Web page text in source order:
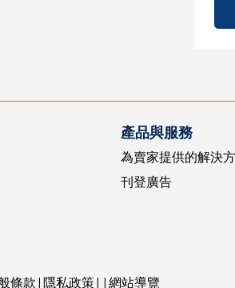
產品與服務
為賣家提供的解決
刊登廣告
條款 隱私政策 網站導覽